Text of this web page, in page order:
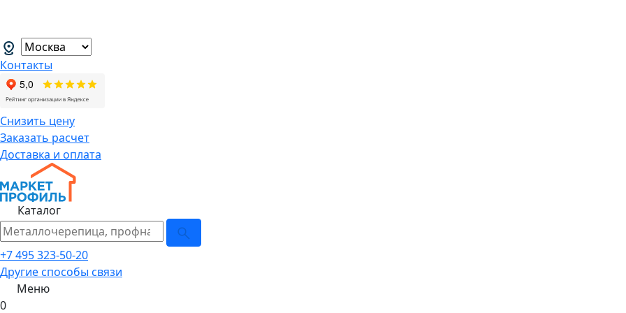
Контакты
Снизить цену
Заказать расчет
Доставка и оплата
Каталог
+7 495 323-50-20
Другие способы связи
Меню
0